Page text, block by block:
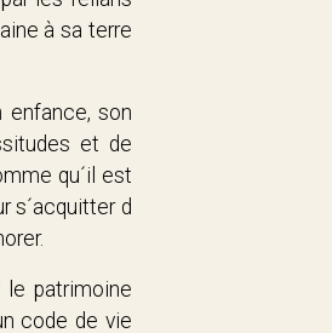
à sa terre
enfance, son
et de
qu´il est
s´acquitter d
le patrimoine
code de vie